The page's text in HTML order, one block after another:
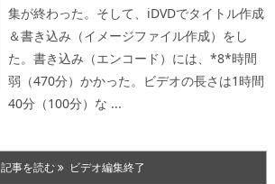
集が終わった。そして、iDVDでタイトル作成
＆書き込み（イメージファイル作成）をし
た。書き込み（エンコード）には、*8*時間
弱（470分）かかった。ビデオの長さは1時間
40分（100分）な ...
記事を読む ビデオ編集終了